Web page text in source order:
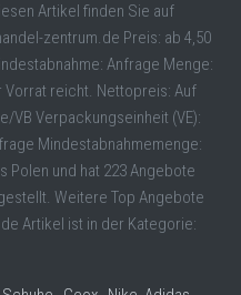
Artikel finden Sie auf
zentrum.de Preis: ab 4,50
Anfrage Menge:
Vorrat reicht. Nettopreis: Auf
VB Verpackungseinheit (VE):
Mindestabnahmemenge:
Polen und hat 223 Angebote
Weitere Top Angebote
Artikel ist in der Kategorie: